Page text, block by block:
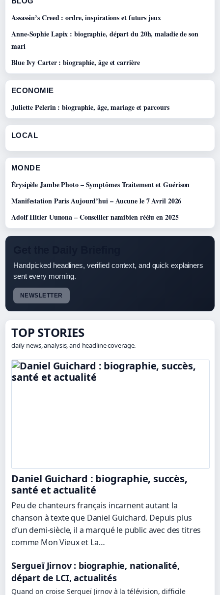
Assassin’s Creed : ordre, inspirations et futurs jeux
Anne-Sophie Lapix : biographie, départ du 20h, maladie de son
mari
Blue Ivy Carter : biographie, âge et carrière
ECONOMIE
Juliette Pelerin : biographie, âge, mariage et parcours
LOCAL
MONDE
Érysipèle Jambe Photo – Symptômes Traitement et Guérison
Manifestation Paris Aujourd’hui – Aucune le 7 Avril 2026
Adolf Hitler Uunona – Conseiller namibien réélu en 2025
Handpicked headlines, verified context, and quick explainers
sent every morning.
NEWSLETTER
TOP STORIES
daily news, analysis, and headline coverage.
Daniel Guichard : biographie, succès,
santé et actualité
Peu de chanteurs français incarnent autant la
chanson à texte que Daniel Guichard. Depuis plus
d’un demi-siècle, il a marqué le public avec des titres
comme Mon Vieux et La…
Sergueï Jirnov : biographie, nationalité,
départ de LCI, actualités
Quand on croise Sergueï Jirnov à la télévision, difficile